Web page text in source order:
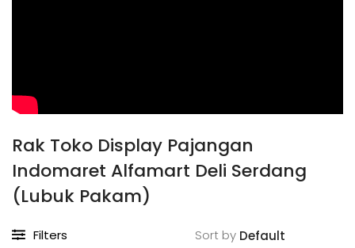
Rak Toko Display Pajangan
Indomaret Alfamart Deli Serdang
(Lubuk Pakam)
Filters Sort by